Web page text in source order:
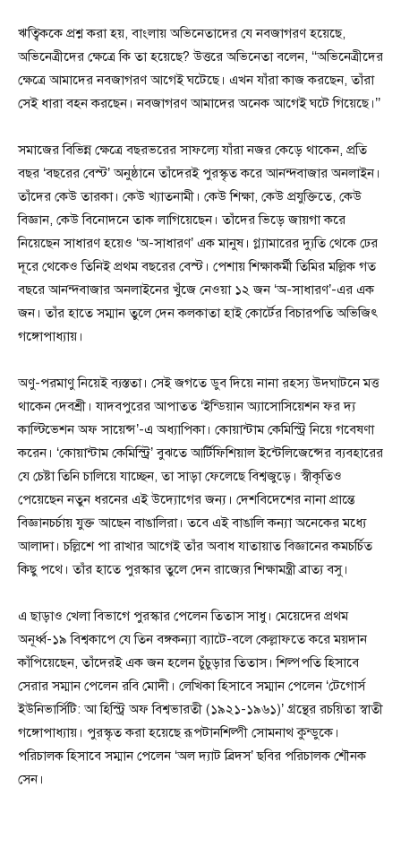
ঋত্বিককে প্রশ্ন করা হয়, বাংলায় অভিনেতাদের যে নবজাগরণ হয়েছে,
অভিনেত্রীদের ক্ষেত্রে কি তা হয়েছে? উত্তরে অভিনেতা বলেন, ‘‘অভিনেত্রীদের
ক্ষেত্রে আমাদের নবজাগরণ আগেই ঘটেছে। এখন যাঁরা কাজ করছেন, তাঁরা
সেই ধারা বহন করছেন। নবজাগরণ আমাদের অনেক আগেই ঘটে গিয়েছে।’’
সমাজের বিভিন্ন ক্ষেত্রে বছরভরের সাফল্যে যাঁরা নজর কেড়ে থাকেন, প্রতি
বছর ‘বছরের বেস্ট’ অনুষ্ঠানে তাঁদেরই পুরস্কৃত করে আনন্দবাজার অনলাইন।
তাঁদের কেউ তারকা। কেউ খ্যাতনামী। কেউ শিক্ষা, কেউ প্রযুক্তিতে, কেউ
বিজ্ঞান, কেউ বিনোদনে তাক লাগিয়েছেন। তাঁদের ভিড়ে জায়গা করে
নিয়েছেন সাধারণ হয়েও ‘অ-সাধারণ’ এক মানুষ। গ্ল্যামারের দ্যুতি থেকে ঢের
দূরে থেকেও তিনিই প্রথম বছরের বেস্ট। পেশায় শিক্ষাকর্মী তিমির মল্লিক গত
বছরে আনন্দবাজার অনলাইনের খুঁজে নেওয়া ১২ জন ‘অ-সাধারণ’-এর এক
জন। তাঁর হাতে সম্মান তুলে দেন কলকাতা হাই কোর্টের বিচারপতি অভিজিৎ
গঙ্গোপাধ্যায়।
অণু-পরমাণু নিয়েই ব্যস্ততা। সেই জগতে ডুব দিয়ে নানা রহস্য উদ্ঘাটনে মত্ত
থাকেন দেবশ্রী। যাদবপুরের আপাতত ‘ইন্ডিয়ান অ্যাসোসিয়েশন ফর দ্য
কাল্টিভেশন অফ সায়েন্স’-এ অধ্যাপিকা। কোয়ান্টাম কেমিস্ট্রি নিয়ে গবেষণা
করেন। ‘কোয়ান্টাম কেমিস্ট্রি’ বুঝতে আর্টিফিশিয়াল ইন্টেলিজেন্সের ব্যবহারের
যে চেষ্টা তিনি চালিয়ে যাচ্ছেন, তা সাড়া ফেলেছে বিশ্বজুড়ে। স্বীকৃতিও
পেয়েছেন নতুন ধরনের এই উদ্যোগের জন্য। দেশবিদেশের নানা প্রান্তে
বিজ্ঞানচর্চায় যুক্ত আছেন বাঙালিরা। তবে এই বাঙালি কন্যা অনেকের মধ্যে
আলাদা। চল্লিশে পা রাখার আগেই তাঁর অবাধ যাতায়াত বিজ্ঞানের কমচর্চিত
কিছু পথে। তাঁর হাতে পুরস্কার তুলে দেন রাজ্যের শিক্ষামন্ত্রী ব্রাত্য বসু।
এ ছাড়াও খেলা বিভাগে পুরস্কার পেলেন তিতাস সাধু। মেয়েদের প্রথম
অনূর্ধ্ব-১৯ বিশ্বকাপে যে তিন বঙ্গকন্যা ব্যাটে-বলে কেল্লাফতে করে ময়দান
কাঁপিয়েছেন, তাঁদেরই এক জন হলেন চুঁচুড়ার তিতাস। শিল্পপতি হিসাবে
সেরার সম্মান পেলেন রবি মোদী। লেখিকা হিসাবে সম্মান পেলেন ‘টেগোর্স
ইউনিভার্সিটি: আ হিস্ট্রি অফ বিশ্বভারতী (১৯২১-১৯৬১)’ গ্রন্থের রচয়িতা স্বাতী
গঙ্গোপাধ্যায়। পুরস্কৃত করা হয়েছে রূপটানশিল্পী সোমনাথ কুন্ডুকে।
পরিচালক হিসাবে সম্মান পেলেন ‘অল দ্যাট ব্রিদস’ ছবির পরিচালক শৌনক
সেন।